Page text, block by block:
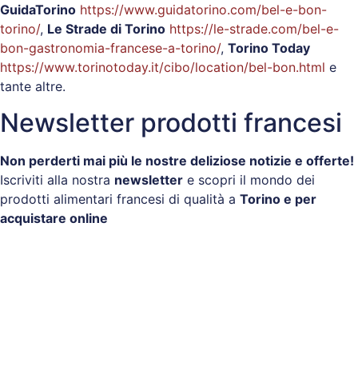
GuidaTorino https://www.guidatorino.com/bel-e-bon-
torino/, Le Strade di Torino https://le-strade.com/bel-e-
bon-gastronomia-francese-a-torino/, Torino Today
https://www.torinotoday.it/cibo/location/bel-bon.html e
tante altre.
Newsletter prodotti francesi
Non perderti mai più le nostre deliziose notizie e offerte!
Iscriviti alla nostra newsletter e scopri il mondo dei
prodotti alimentari francesi di qualità a Torino e per
acquistare online